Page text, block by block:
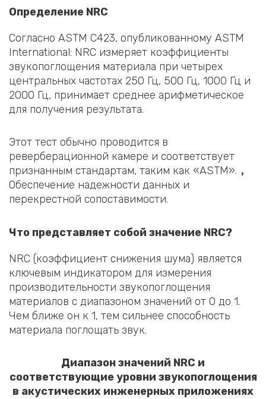
Определение NRC
Согласно ASTM C423, опубликованному ASTM
International: NRC измеряет коэффициенты
звукопоглощения материала при четырех
центральных частотах 250 Гц, 500 Гц, 1000 Гц и
2000 Гц, принимает среднее арифметическое
для получения результата.
Этот тест обычно проводится в
реверберационной камере и соответствует
признанным стандартам, таким как «ASTM». ，
Обеспечение надежности данных и
перекрестной сопоставимости.
Что представляет собой значение NRC?
NRC (коэффициент снижения шума) является
ключевым индикатором для измерения
производительности звукопоглощения
материалов с диапазоном значений от 0 до 1.
Чем ближе он к 1, тем сильнее способность
материала поглощать звук.
Диапазон значений NRC и
соответствующие уровни звукопоглощения
в акустических инженерных приложениях